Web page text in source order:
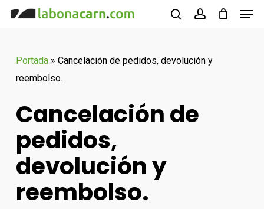
Skip
contentPortada» Cancelación de pedidos, devolución y
reembolso.
Cancelación de
pedidos,
devolución y
reembolso.